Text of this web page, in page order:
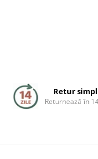
Retur
Returnează în